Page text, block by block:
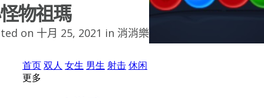
物祖瑪
on 十月 25, 2021 in 消消樂